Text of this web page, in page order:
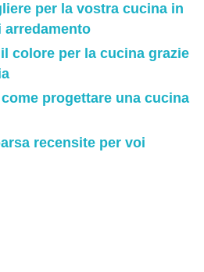
per la vostra cucina in
arredamento
colore per la cucina grazie
progettare una cucina
recensite per voi